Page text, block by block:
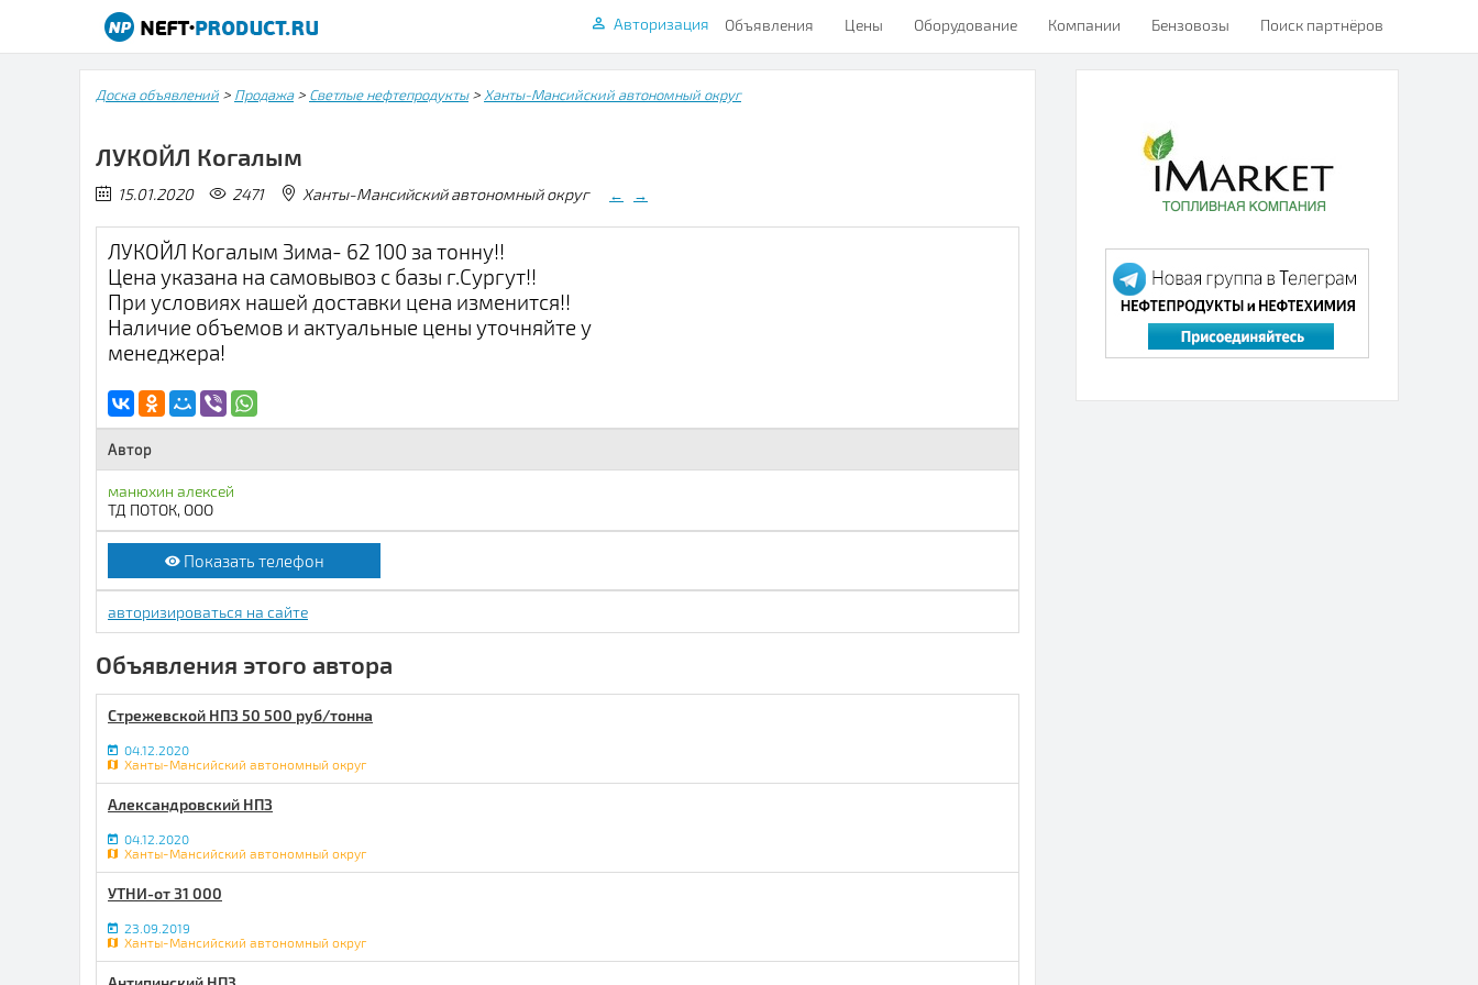
Объявления Цены Оборудование Компании Бензовозы Поиск партнёров
Авторизация
Доска объявлений > Продажа> Светлые нефтепродукты> Ханты-Мансийский автономный округ
ЛУКОЙЛ Когалым
15.01.2020 2471 Ханты-Мансийский автономный округ ← →
ЛУКОЙЛ Когалым Зима- 62 100 за тонну!!
Цена указана на самовывоз с базы г.Сургут!!
При условиях нашей доставки цена изменится!!
Наличие объемов и актуальные цены уточняйте у
менеджера!
Автор
манюхин алексей
ТД ПОТОК, ООО
Показать телефон
авторизироваться на сайте
Объявления этого автора
Стрежевской НПЗ 50 500 руб/тонна
04.12.2020
Ханты-Мансийский автономный округ
Александровский НПЗ
04.12.2020
Ханты-Мансийский автономный округ
УТНИ-от 31 000
23.09.2019
Ханты-Мансийский автономный округ